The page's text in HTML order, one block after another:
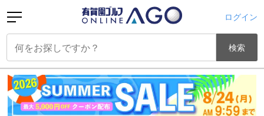
ログイン
検索